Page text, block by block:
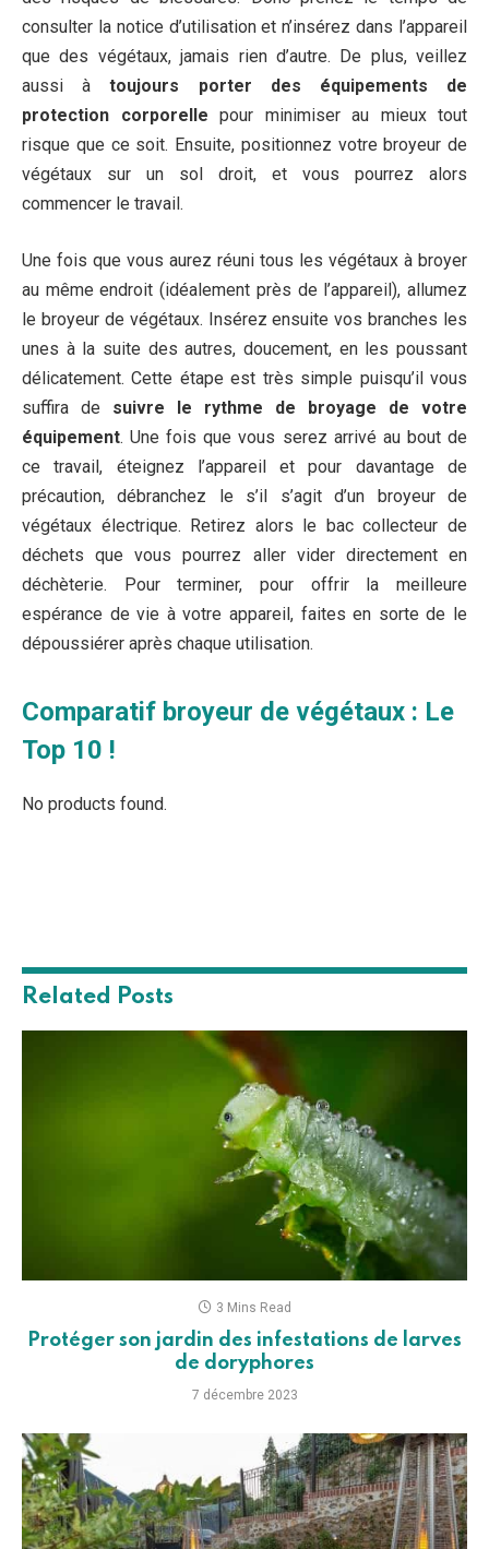
consulter la notice d’utilisation et n’insérez dans l’appareil
que des végétaux, jamais rien d’autre. De plus, veillez
aussi àtoujours porter des équipements de
protection corporelle pour minimiser au mieux tout
risque que ce soit. Ensuite, positionnez votre broyeur de
végétaux sur un sol droit, et vous pourrez alors
commencer le travail.
Une fois que vous aurez réuni tous les végétaux à broyer
au même endroit (idéalement près de l’appareil), allumez
le broyeur de végétaux. Insérez ensuite vos branches les
unes à la suite des autres, doucement, en les poussant
délicatement. Cette étape est très simple puisqu’il vous
suffira de suivre le rythme de broyage de votre
équipement. Une fois que vous serez arrivé au bout de
ce travail, éteignez l’appareil et pour davantage de
précaution, débranchez le s’il s’agit d’un broyeur de
végétaux électrique. Retirez alors le bac collecteur de
déchets que vous pourrez aller vider directement en
déchèterie. Pour terminer, pour offrir la meilleure
espérance de vie à votre appareil, faites en sorte de le
dépoussiérer après chaque utilisation.
Comparatif broyeur de végétaux : Le
Top 10 !
No products found.
Related Posts
3 Mins Read
Protéger son jardin des infestations de larves
de doryphores
7 décembre 2023